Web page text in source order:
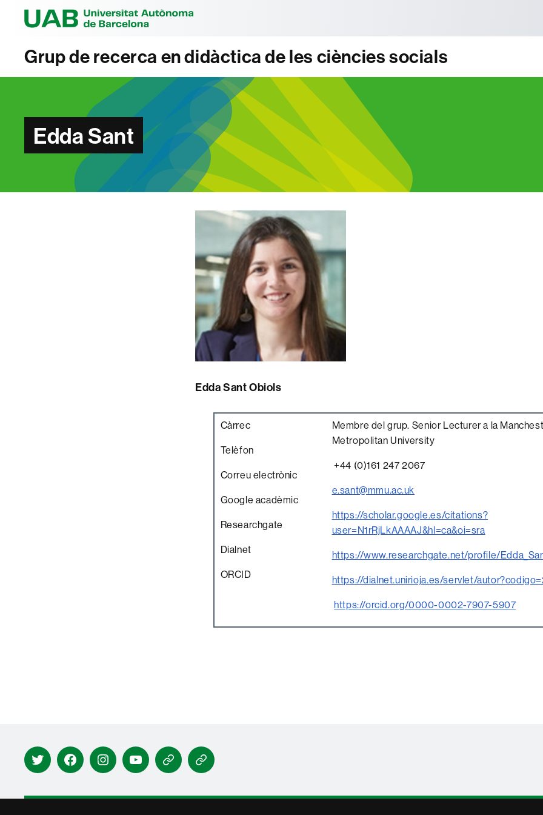
Grup de recerca en didàctica de les ciències socials
Edda Sant
Edda Sant Obiols
Càrrec
Telèfon
Correu electrònic
Google acadèmic
Researchgate
Dialnet
ORCID
Membre del grup. Senior Lecturer a la
Metropolitan University
+44 (0)161 247 2067
e.sant@mmu.ac.uk
https://scholar.google.es/citations?
user=N1rRjLkAAAAJ&hl=ca&oi=sra
https://www.researchgate.net/profile/
https://dialnet.unirioja.es/servlet/
https://orcid.org/0000-0002-7907-5907
TwitterFacebookInstagramYoutubeEspai
Pagès
Notícies